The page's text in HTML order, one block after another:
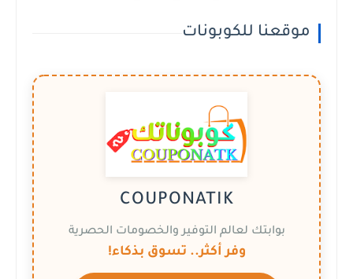
موقعنا للكوبونات
COUPONATIK
بوابتك لعالم التوفير والخصومات الحصرية
وفر أكثر.. تسوق بذكاء!